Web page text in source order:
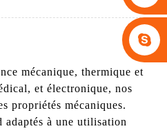
mécanique, thermique et
et électronique, nos
propriétés mécaniques.
à une utilisation